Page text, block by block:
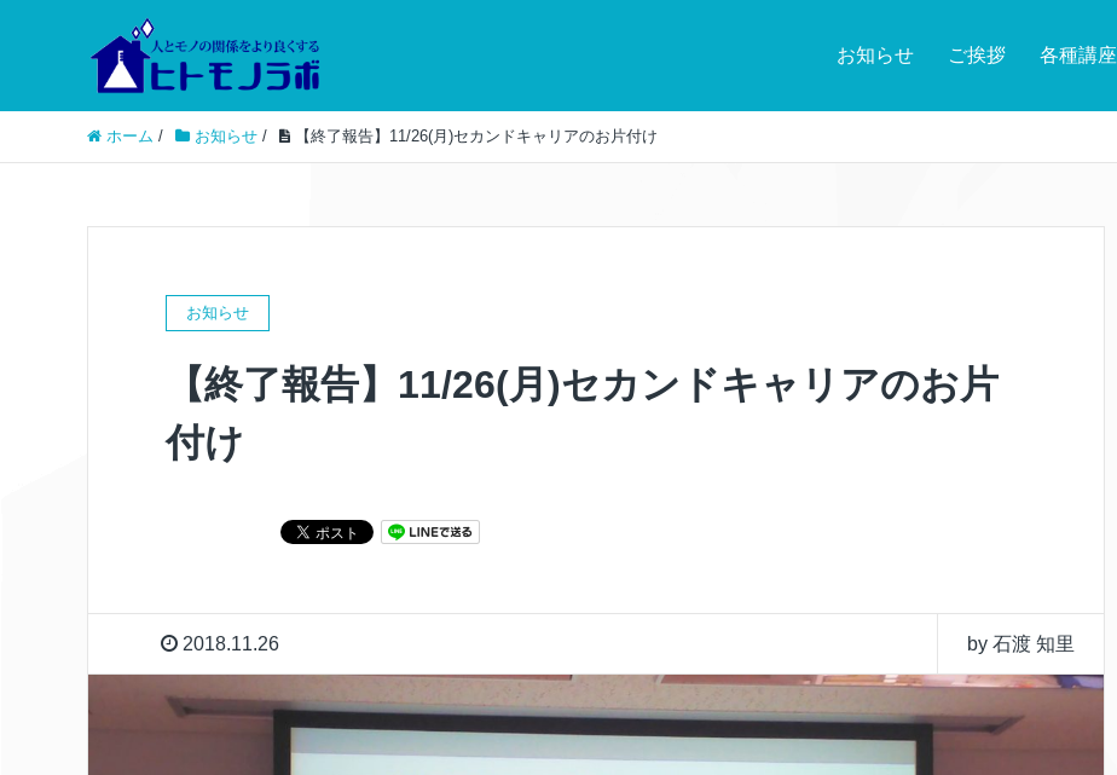
お知らせ ご挨拶 各種講座
ホーム / お知らせ / 【終了報告】11/26(月)セカンドキャリアのお片付け
お知らせ
【終了報告】11/26(月)セカンドキャリアのお片
付け
2018.11.26 by 石渡 知里